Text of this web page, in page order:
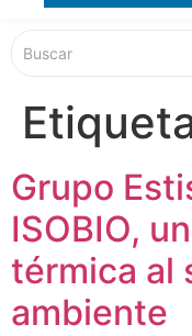
Grupo
ISOBIO,
térmica al
ambiente